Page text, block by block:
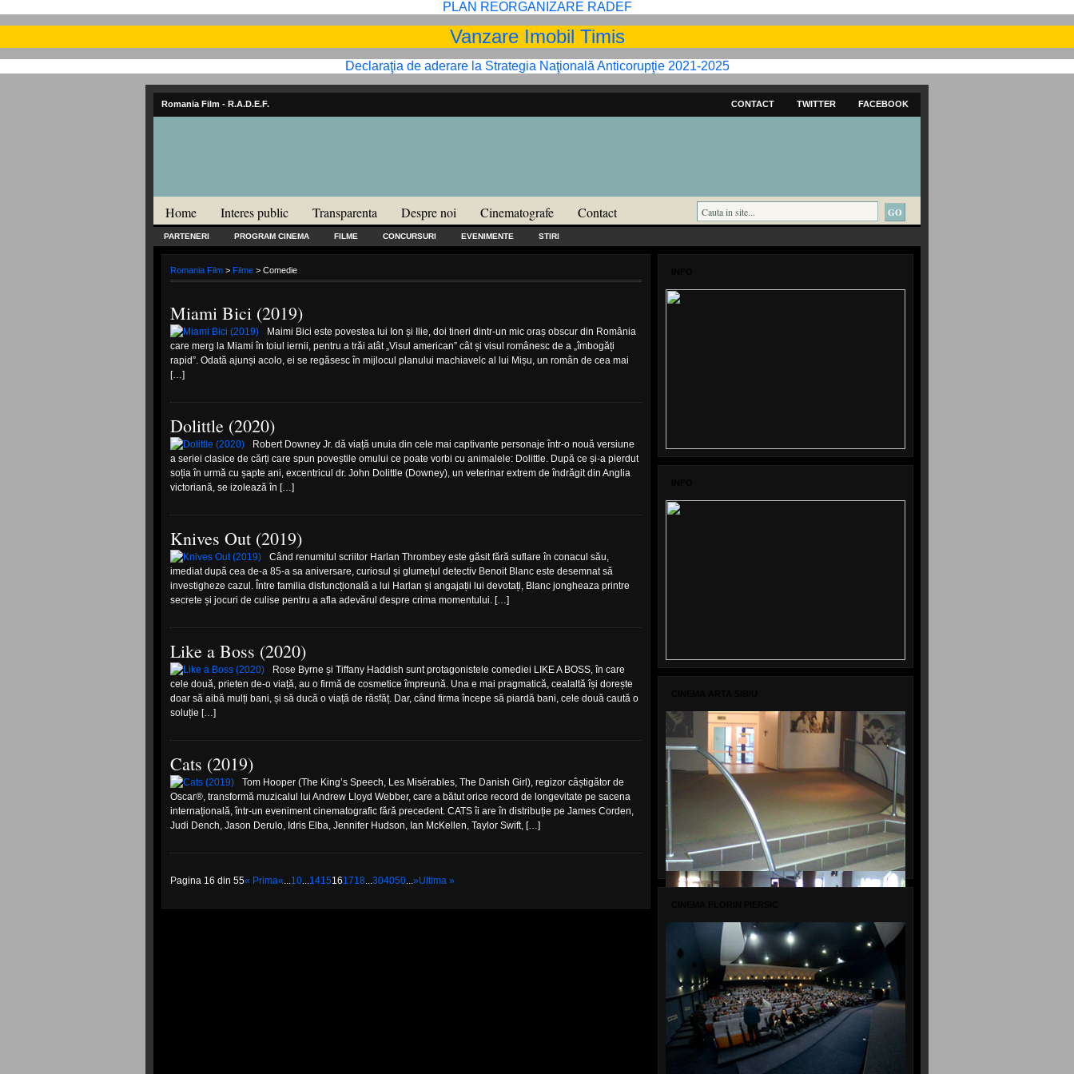
PLAN REORGANIZARE RADEF
Vanzare Imobil Timis
Declaraţia de aderare la Strategia Naţională Anticorupţie 2021-2025
Romania Film - R.A.D.E.F. CONTACT TWITTER FACEBOOK
Home Interes public Transparenta Despre noi Cinematografe Contact
PARTENERI PROGRAM CINEMA FILME CONCURSURI EVENIMENTE STIRI
Romania Film> Filme> Comedie
Miami Bici (2019)
Maimi Bici este povestea lui Ion și Ilie, doi tineri dintr-un mic oraș obscur din România
care merg la Miami în toiul iernii, pentru a trăi atât „Visul american” cât și visul românesc de a „îmbogăți
rapid”. Odată ajunși acolo, ei se regăsesc în mijlocul planului machiavelc al lui Mișu, un român de cea mai
[…]
Dolittle (2020)
Robert Downey Jr. dă viață unuia din cele mai captivante personaje într-o nouă versiune
a seriei clasice de cărți care spun poveștile omului ce poate vorbi cu animalele: Dolittle. După ce și-a pierdut
soția în urmă cu șapte ani, excentricul dr. John Dolittle (Downey), un veterinar extrem de îndrăgit din Anglia
victoriană, se izolează în […]
Knives Out (2019)
Când renumitul scriitor Harlan Thrombey este găsit fără suflare în conacul său,
imediat după cea de-a 85-a sa aniversare, curiosul și glumețul detectiv Benoit Blanc este desemnat să
investigheze cazul. Între familia disfuncțională a lui Harlan și angajații lui devotați, Blanc jongheaza printre
secrete și jocuri de culise pentru a afla adevărul despre crima momentului. […]
Like a Boss (2020)
Rose Byrne și Tiffany Haddish sunt protagonistele comediei LIKE A BOSS, în care
cele două, prieten de-o viață, au o firmă de cosmetice împreună. Una e mai pragmatică, cealaltă își dorește
doar să aibă mulți bani, și să ducă o viață de răsfăț. Dar, când firma începe să piardă bani, cele două caută o
soluție […]
Cats (2019)
Tom Hooper (The King’s Speech, Les Misérables, The Danish Girl), regizor câștigător de
Oscar®, transformă muzicalul lui Andrew Lloyd Webber, care a bătut orice record de longevitate pe sacena
internațională, într-un eveniment cinematografic fără precedent. CATS îi are în distribuție pe James Corden,
Judi Dench, Jason Derulo, Idris Elba, Jennifer Hudson, Ian McKellen, Taylor Swift, […]
Pagina 16 din 55« Prima«...10...1415161718...304050...»Ultima »